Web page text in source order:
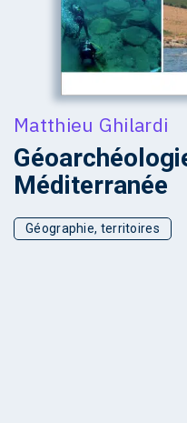
Matthieu Ghilardi
Méditerranée
Géographie, territoires